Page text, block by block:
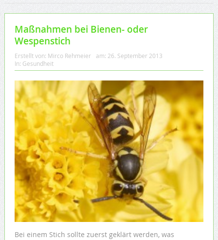
Maßnahmen bei Bienen- oder
Wespenstich
Erstellt von: Mirco Rehmeier am: 26. September 2013
In: Gesundheit
Bei einem Stich sollte zuerst geklärt werden, was